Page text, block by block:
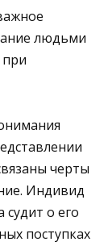
людьми
при
черты
Индивид
о его
поступках